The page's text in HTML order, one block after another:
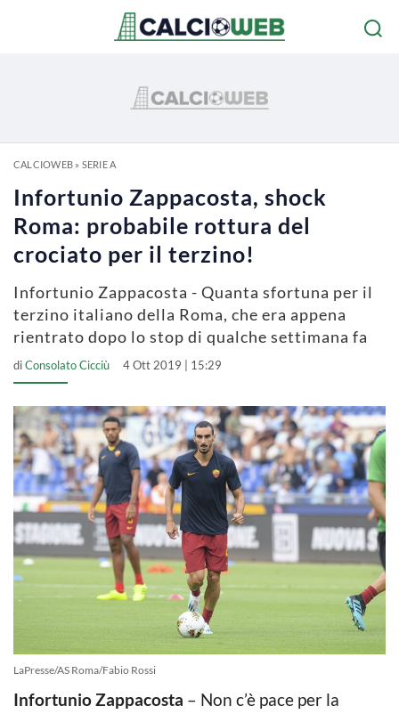
CALCIOWEB» SERIE A
Infortunio Zappacosta, shock
Roma: probabile rottura del
crociato per il terzino!
Infortunio Zappacosta - Quanta sfortuna per il
terzino italiano della Roma, che era appena
rientrato dopo lo stop di qualche settimana fa
diConsolato Cicciù 4 Ott 2019 | 15:29
LaPresse/AS Roma/Fabio Rossi
Infortunio Zappacosta – Non c’è pace per la